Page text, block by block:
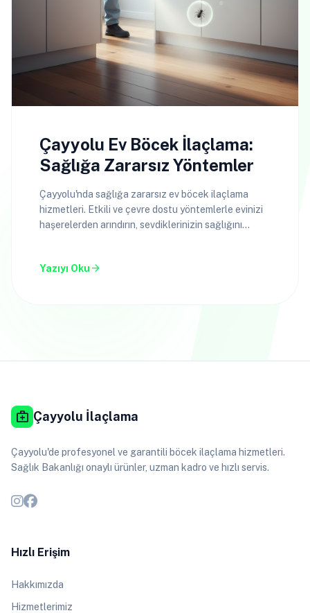
Çayyolu Ev Böcek İlaçlama:
Sağlığa Zararsız Yöntemler
Çayyolu'nda sağlığa zararsız ev böcek ilaçlama
hizmetleri. Etkili ve çevre dostu yöntemlerle evinizi
haşerelerden arındırın, sevdiklerinizin sağlığını
Yazıyı Oku arrow_forward
medical_services Çayyolu İlaçlama
Çayyolu'de profesyonel ve garantili böcek ilaçlama hizmetleri.
Sağlık Bakanlığı onaylı ürünler, uzman kadro ve hızlı servis.
Hızlı Erişim
Hakkımızda
Hizmetlerimiz